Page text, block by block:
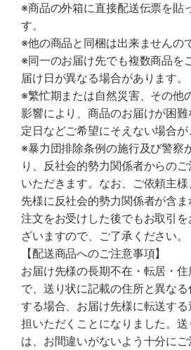
※商品の外箱に直接配送伝票を貼
す。
※他の商品と同梱は出来ませんの
※同一のお届け先でも複数商品を
届け日が異なる場合があります。
※繁忙期または自然災害、その他
影響により、商品のお届けが困
定日などご希望にそえない場合が
※暴力団排除条例の施行及び警察
り、反社会的勢力関係者からの
いただきます。なお、ご依頼主
先様に反社会的勢力関係者が含
注文をお受けした後でもお取引
ざいますので、ご了承ください。
【配送商品へのご注意事項】
お届け先様の長期不在・転居・
で、送り状に記載の住所と異な
する場合、お届け先様に転送す
担いただくことになりました。
は、お間違いがないよう十分にご